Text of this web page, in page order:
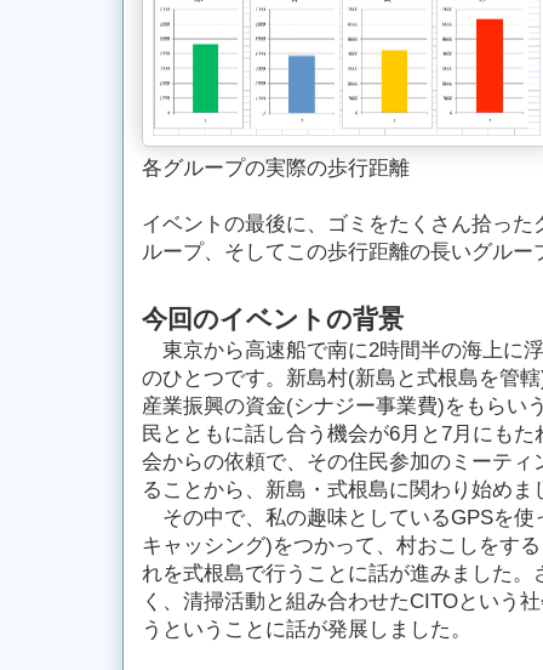
各グループの実際の歩行距離
イベントの最後に、ゴミをたくさん拾っ
ループ、そしてこの歩行距離の長いグル
今回のイベントの背景
東京から高速船で南に2時間半の海上に
のひとつです。新島村(新島と式根島を管
産業振興の資金(シナジー事業費)をもらい
民とともに話し合う機会が6月と7月にも
会からの依頼で、その住民参加のミーテ
ることから、新島・式根島に関わり始めま
その中で、私の趣味としているGPSを使
キャッシング)をつかって、村おこしをす
れを式根島で行うことに話が進みました
く、清掃活動と組み合わせたCITOという
うということに話が発展しました。